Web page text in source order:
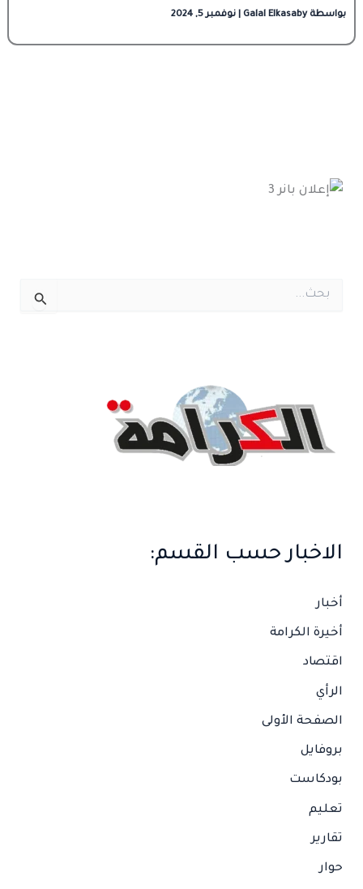
بواسطة Galal Elkasaby نوفمبر 5, 2024
الاخبار حسب القسم:
أخبار
أخيرة الكرامة
اقتصاد
الرأي
الصفحة الأولى
بروفايل
بودكاست
تعليم
تقارير
حوار